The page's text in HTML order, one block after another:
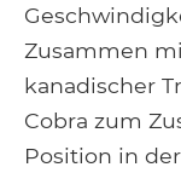
Zusammen
kanadischer
Cobra zum
Position in